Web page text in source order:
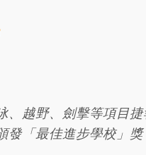
野、劍擊等項目捷
「最佳進步學校」